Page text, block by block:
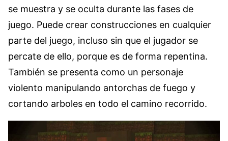
se muestra y se oculta durante las fases de
juego. Puede crear construcciones en cualquier
parte del juego, incluso sin que el jugador se
percate de ello, porque es de forma repentina.
También se presenta como un personaje
violento manipulando antorchas de fuego y
cortando arboles en todo el camino recorrido.